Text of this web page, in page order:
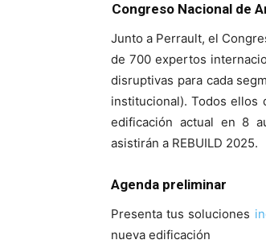
Congreso Nacional de
Junto a Perrault, el
de 700 expertos
disruptivas para cada
institucional). Todos ellos
edificación actual en 8
asistirán a REBUILD 2025.
Agenda preliminar
Presenta tus soluciones
nueva edificación